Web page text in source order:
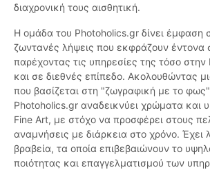
διαχρονική τους αισθητική.
Η ομάδα του Photoholics.gr δίνει έμφαση
ζωντανές λήψεις που εκφράζουν έντονα
παρέχοντας τις υπηρεσίες της τόσο
και σε διεθνές επίπεδο. Ακολουθώντας
που βασίζεται στη "ζωγραφική με το
Photoholics.gr αναδεικνύει χρώματα και
Fine Art, με στόχο να προσφέρει στους
αναμνήσεις με διάρκεια στο χρόνο. Έχει
βραβεία, τα οποία επιβεβαιώνουν το
ποιότητας και επαγγελματισμού των